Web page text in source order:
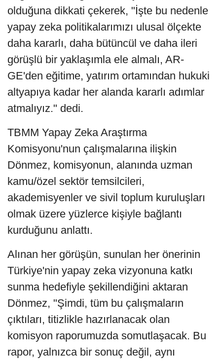
olduğuna dikkati çekerek, "İşte bu nedenle
yapay zeka politikalarımızı ulusal ölçekte
daha kararlı, daha bütüncül ve daha ileri
görüşlü bir yaklaşımla ele almalı, AR-
GE'den eğitime, yatırım ortamından hukuki
altyapıya kadar her alanda kararlı adımlar
atmalıyız." dedi.
TBMM Yapay Zeka Araştırma
Komisyonu'nun çalışmalarına ilişkin
Dönmez, komisyonun, alanında uzman
kamu/özel sektör temsilcileri,
akademisyenler ve sivil toplum kuruluşları
olmak üzere yüzlerce kişiyle bağlantı
kurduğunu anlattı.
Alınan her görüşün, sunulan her önerinin
Türkiye'nin yapay zeka vizyonuna katkı
sunma hedefiyle şekillendiğini aktaran
Dönmez, "Şimdi, tüm bu çalışmaların
çıktıları, titizlikle hazırlanacak olan
komisyon raporumuzda somutlaşacak. Bu
rapor, yalnızca bir sonuç değil, aynı